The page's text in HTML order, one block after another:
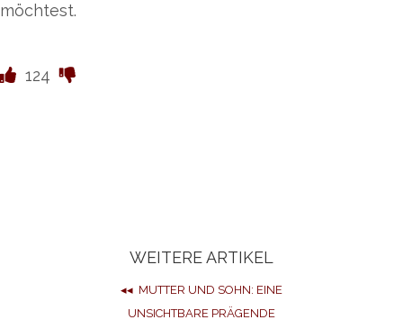
möchtest.
124
WEITERE ARTIKEL
◂◂ MUTTER UND SOHN: EINE
UNSICHTBARE PRÄGENDE